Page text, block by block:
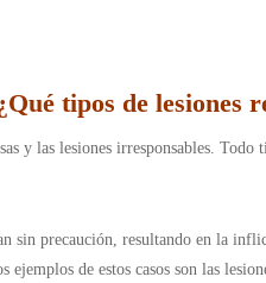
Qué tipos de lesiones
y las lesiones irresponsables.
sin precaución, resultando en la
de estos casos son las